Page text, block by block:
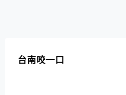
台南咬一口